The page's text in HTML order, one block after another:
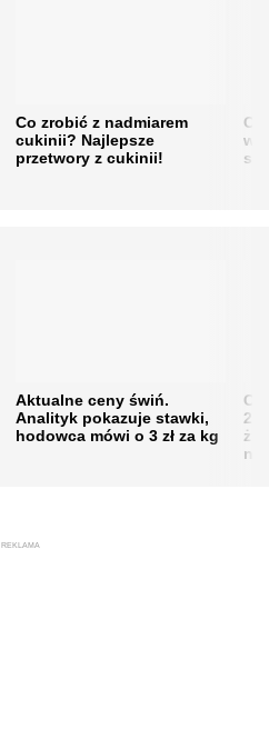
Co zrobić z nadmiarem
cukinii? Najlepsze
przetwory z cukinii!
w
Aktualne ceny świń.
Analityk pokazuje stawki,
hodowca mówi o 3 zł za kg
REKLAMA